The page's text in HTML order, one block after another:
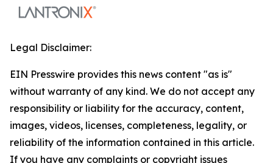
Legal Disclaimer:
EIN Presswire provides this news content "as is"
without warranty of any kind. We do not accept any
responsibility or liability for the accuracy, content,
images, videos, licenses, completeness, legality, or
reliability of the information contained in this article.
If you have any complaints or copyright issues